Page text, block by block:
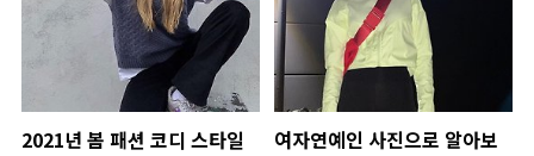
2021년 봄 패션 코디 스타일
여자연예인 사진으로 알아보